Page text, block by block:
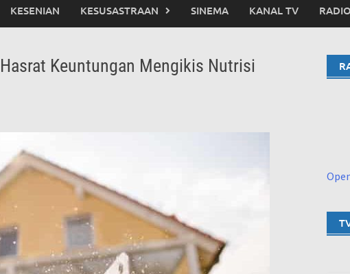
KESENIAN KESUSASTRAAN SINEMA KANAL TV RADIO
Keuntungan Mengikis Nutrisi